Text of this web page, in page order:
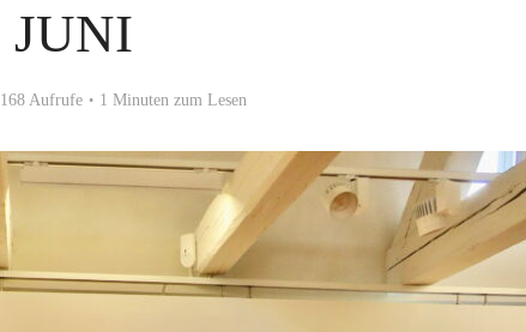
JUNI
168 Aufrufe 1 Minuten zum Lesen